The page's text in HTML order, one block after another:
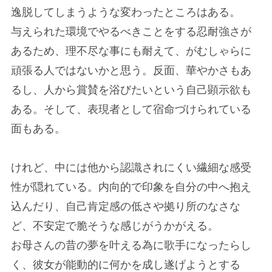
逸脱してしまうような変わったところはある。
与えられた環境でやるべきことをする忍耐強さが
あるため、理不尽な事にも耐えて、がむしゃらに
頑張る人ではないかと思う。反面、華やかさもあ
るし、人から賞賛を浴びたいという自己顕示欲も
ある。そして、表現者として宿命づけられている
面もある。
けれど、中には他から認識されにくい繊細な感受
性が隠れている。内向的で印象を自分の中へ抱え
込んだり、自己肯定感の低さや拠り所のなさな
ど、不安定で脆そうな感じがうかがえる。
お母さんの昔の夢を叶える為に歌手になったらし
く、彼女が能動的に何かを成し遂げようとする